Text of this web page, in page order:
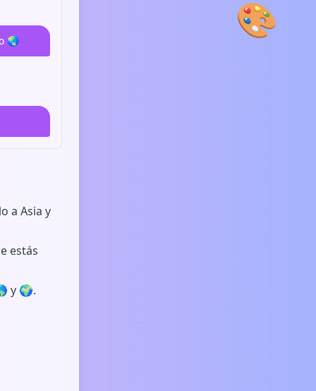
🎨
🌏
a Asia y
estás
y 🌍.